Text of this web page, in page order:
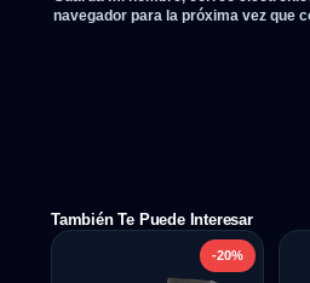
navegador para la próxima vez que
También Te Puede Interesar
-20%